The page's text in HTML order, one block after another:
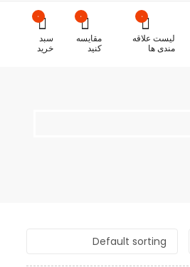
۰
لیست علاقه
مندی ها
۰
مقایسه
کنید
۰
سبد
خرید